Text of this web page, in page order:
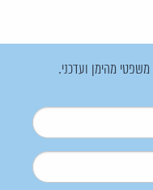
מהימן ועדכני.